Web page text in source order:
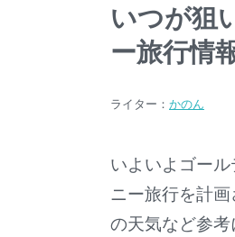
いつが狙
ー旅行情
ライター： かのん
いよいよゴー
ニー旅行を計
の天気など参考